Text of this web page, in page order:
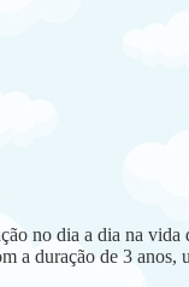
no dia a dia na vida
duração de 3 anos,